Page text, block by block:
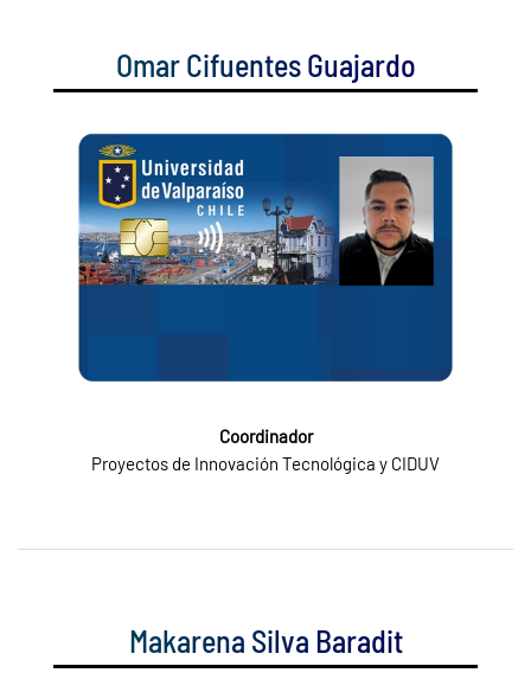
Omar Cifuentes Guajardo
Coordinador
Proyectos de Innovación Tecnológica y CIDUV
Makarena Silva Baradit